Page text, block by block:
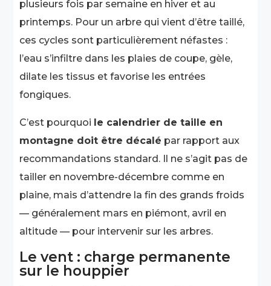
plusieurs fois par semaine en hiver et au
printemps. Pour un arbre qui vient d’être taillé,
ces cycles sont particulièrement néfastes :
l’eau s’infiltre dans les plaies de coupe, gèle,
dilate les tissus et favorise les entrées
fongiques.
C’est pourquoi le calendrier de taille en
montagne doit être décalé par rapport aux
recommandations standard. Il ne s’agit pas de
tailler en novembre-décembre comme en
plaine, mais d’attendre la fin des grands froids
— généralement mars en piémont, avril en
altitude — pour intervenir sur les arbres.
Le vent : charge permanente
sur le houppier